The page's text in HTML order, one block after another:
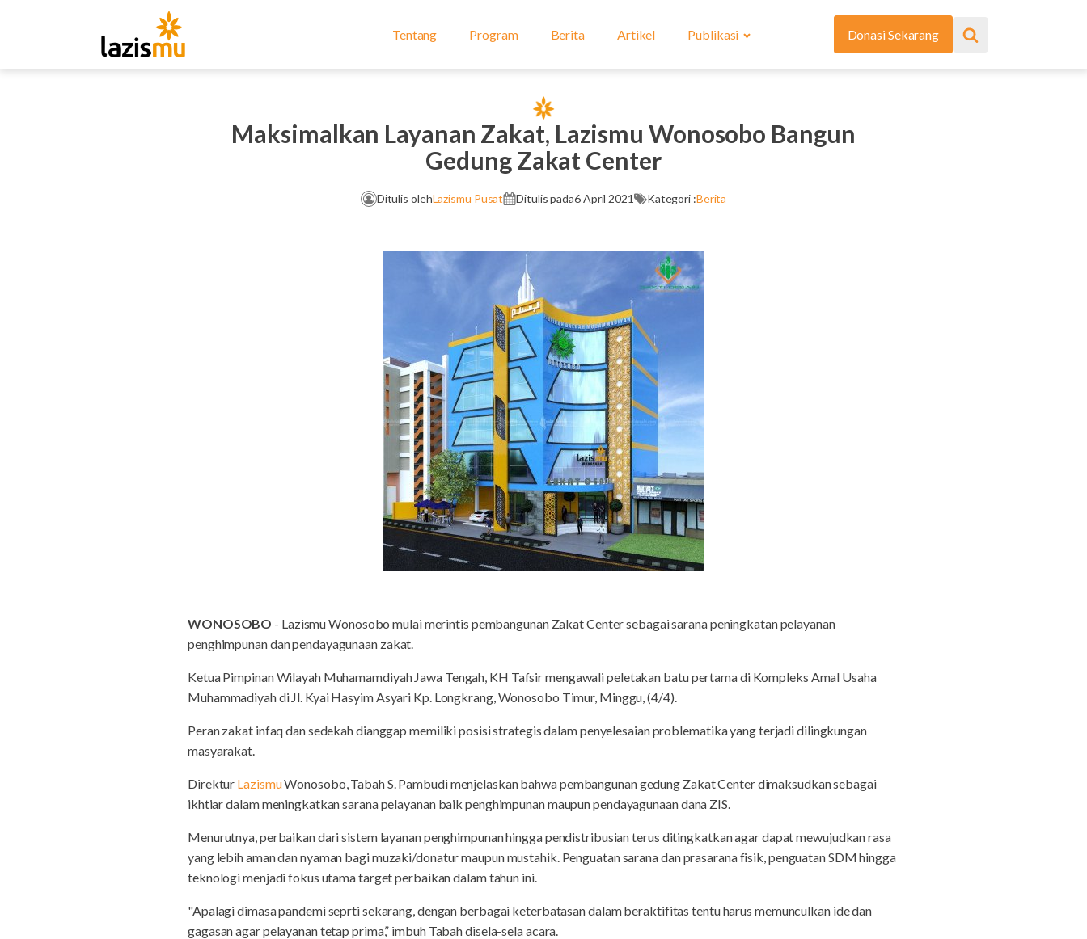
Tentang Program Berita Artikel Publikasi Donasi Sekarang
Maksimalkan Layanan Zakat, Lazismu Wonosobo Bangun
Gedung Zakat Center
Ditulis olehLazismu Pusat Ditulis pada6 April 2021 Kategori :Berita
WONOSOBO - Lazismu Wonosobo mulai merintis pembangunan Zakat Center sebagai sarana peningkatan pelayanan
penghimpunan dan pendayagunaan zakat.
Ketua Pimpinan Wilayah Muhamamdiyah Jawa Tengah, KH Tafsir mengawali peletakan batu pertama di Kompleks Amal Usaha
Muhammadiyah di Jl. Kyai Hasyim Asyari Kp. Longkrang, Wonosobo Timur, Minggu, (4/4).
Peran zakat infaq dan sedekah dianggap memiliki posisi strategis dalam penyelesaian problematika yang terjadi dilingkungan
masyarakat.
Direktur LazismuWonosobo, Tabah S. Pambudi menjelaskan bahwa pembangunan gedung Zakat Center dimaksudkan sebagai
ikhtiar dalam meningkatkan sarana pelayanan baik penghimpunan maupun pendayagunaan dana ZIS.
Menurutnya, perbaikan dari sistem layanan penghimpunan hingga pendistribusian terus ditingkatkan agar dapat mewujudkan rasa
yang lebih aman dan nyaman bagi muzaki/donatur maupun mustahik. Penguatan sarana dan prasarana fisik, penguatan SDM hingga
teknologi menjadi fokus utama target perbaikan dalam tahun ini.
"Apalagi dimasa pandemi seprti sekarang, dengan berbagai keterbatasan dalam beraktifitas tentu harus memunculkan ide dan
gagasan agar pelayanan tetap prima,” imbuh Tabah disela-sela acara.